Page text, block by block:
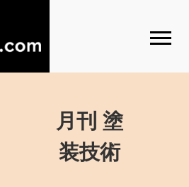
月刊 塗
装技術